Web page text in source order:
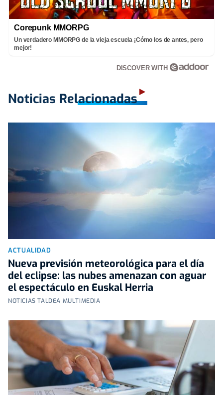
Corepunk MMORPG
Un verdadero MMORPG de la vieja escuela ¡Cómo los de antes, pero
mejor!
DISCOVER WITH
Noticias Relacionadas
ACTUALIDAD
Nueva previsión meteorológica para el día
del eclipse: las nubes amenazan con aguar
el espectáculo en Euskal Herria
NOTICIAS TALDEA MULTIMEDIA